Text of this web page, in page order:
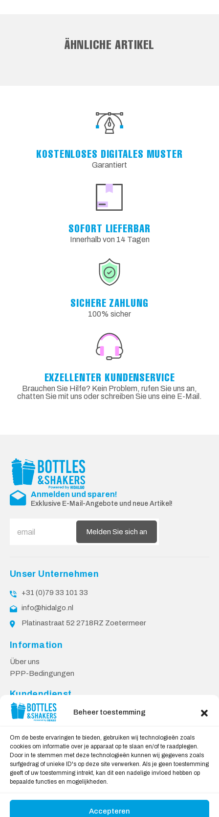
Beheer toestemming
Om de beste ervaringen te bieden, gebruiken wij technologieën zoals
cookies om informatie over je apparaat op te slaan en/of te raadplegen.
Door in te stemmen met deze technologieën kunnen wij gegevens zoals
surfgedrag of unieke ID's op deze site verwerken. Als je geen toestemming
geeft of uw toestemming intrekt, kan dit een nadelige invloed hebben op
bepaalde functies en mogelijkheden.
Accepteren
ÄHNLICHE ARTIKEL
KOSTENLOSES DIGITALES MUSTER
Garantiert
SOFORT LIEFERBAR
Innerhalb von 14 Tagen
SICHERE ZAHLUNG
100% sicher
EXZELLENTER KUNDENSERVICE
Brauchen Sie Hilfe? Kein Problem, rufen Sie uns an,
chatten Sie mit uns oder schreiben Sie uns eine E-Mail.
Anmelden und sparen!
Exklusive E-Mail-Angebote und neue Artikel!
Melden Sie sich an
Unser Unternehmen
+31 (0)79 33 101 33
info@hidalgo.nl
Platinastraat 52 2718RZ Zoetermeer
Information
Über uns
PPP-Bedingungen
Kundendienst
Kontakt
Lieferung & Rücksendungen
Datenschutzbestimmungen
Sicheres Einkaufen
Mein Konto
Wir akzeptieren